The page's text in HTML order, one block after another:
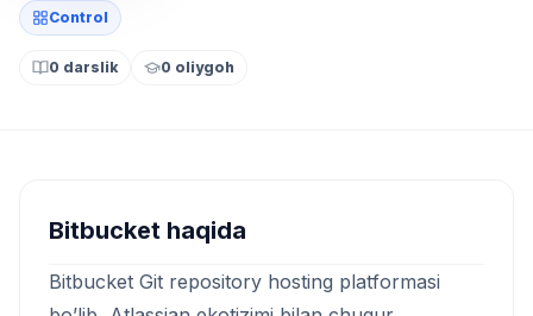
Control
0 darslik 0 oliygoh
Bitbucket haqida
Bitbucket Git repository hosting platformasi